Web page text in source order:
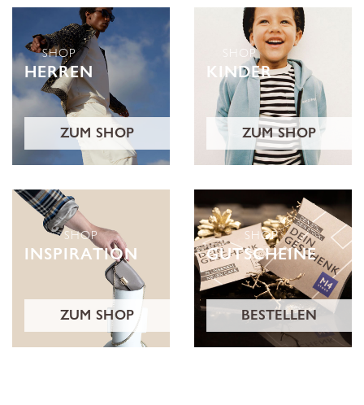
SHOP
HERREN
ZUM SHOP
SHOP
KINDER
ZUM SHOP
SHOP
INSPIRATION
ZUM SHOP
SHOP
GUTSCHEINE
BESTELLEN